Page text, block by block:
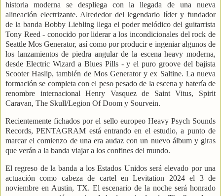
historia moderna se despliega con la llegada de una nueva
alineación electrizante. Alrededor del legendario líder y fundador
de la banda Bobby Liebling llega el poder melódico del guitarrista
Tony Reed - conocido por liderar a los incondicionales del rock de
Seattle Mos Generator, así como por producir e ingeniar algunos de
los lanzamientos de piedra angular de la escena heavy moderna,
desde Electric Wizard a Blues Pills - y el puro groove del bajista
Scooter Haslip, también de Mos Generator y ex Saltine. La nueva
formación se completa con el peso pesado de la escena y batería de
renombre internacional Henry Vasquez de Saint Vitus, Spirit
Caravan, The Skull/Legion Of Doom y Sourvein.
Recientemente fichados por el sello europeo Heavy Psych Sounds
Records, PENTAGRAM está entrando en el estudio, a punto de
marcar el comienzo de una era audaz con un nuevo álbum y giras
que verán a la banda viajar a los confines del mundo.
El regreso de la banda a los Estados Unidos será elevado por una
actuación como cabeza de cartel en Levitation 2024 el 3 de
noviembre en Austin, TX. El escenario de la noche será honrado